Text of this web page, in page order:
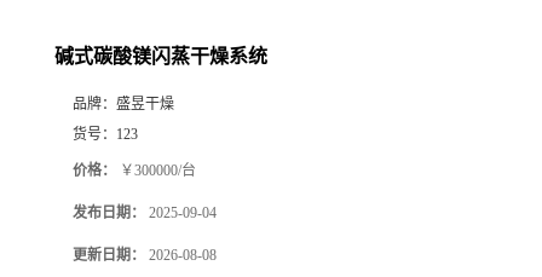
碱式碳酸镁闪蒸干燥系统
品牌： 盛昱干燥
货号： 123
价格： ￥300000/台
发布日期： 2025-09-04
更新日期： 2026-08-08